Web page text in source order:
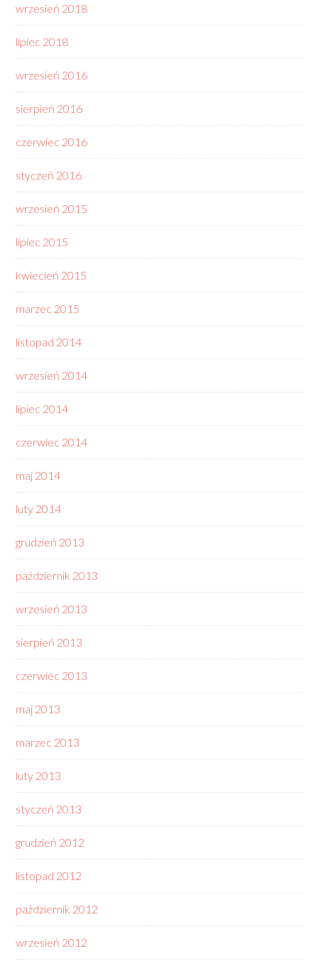
wrzesień 2018
lipiec 2018
wrzesień 2016
sierpień 2016
czerwiec 2016
styczeń 2016
wrzesień 2015
lipiec 2015
kwiecień 2015
marzec 2015
listopad 2014
wrzesień 2014
lipiec 2014
czerwiec 2014
maj 2014
luty 2014
grudzień 2013
październik 2013
wrzesień 2013
sierpień 2013
czerwiec 2013
maj 2013
marzec 2013
luty 2013
styczeń 2013
grudzień 2012
listopad 2012
październik 2012
wrzesień 2012